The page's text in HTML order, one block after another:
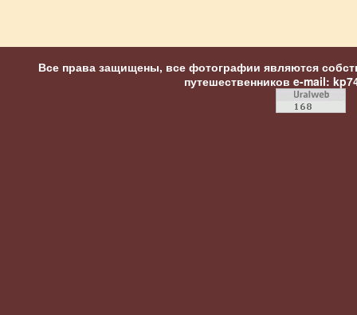
Все права защищены, все фотографии являются
путешественников e-mail: